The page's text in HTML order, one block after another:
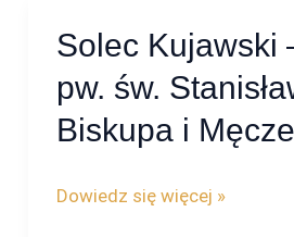
Solec Kujawski
pw. św.
Biskupa i
Solec
Kujawski
–
Parafia
św.
Dowiedz się więcej »